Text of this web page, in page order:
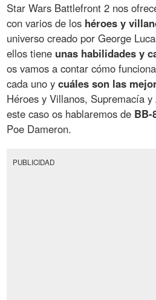
Star Wars Battlefront 2 nos
con varios de los héroes y
universo creado por George
ellos tiene unas habilidades y
os vamos a contar cómo
cada uno ycuáles son las
Héroes y Villanos, Supremacía
este caso os hablaremos de BB-
Poe Dameron.
PUBLICIDAD